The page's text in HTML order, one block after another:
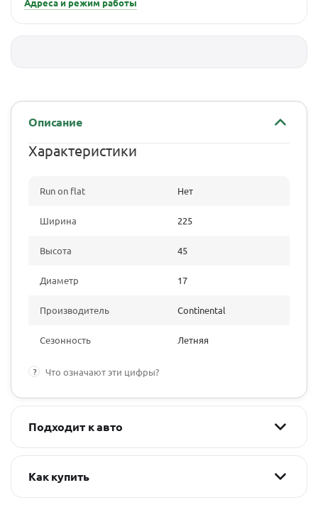
Адреса и режим работы
Описание
Характеристики
Run on flat Нет
Ширина 225
Высота 45
Диаметр 17
Производитель Continental
Сезонность Летняя
? Что означают эти цифры?
Подходит к авто
Как купить